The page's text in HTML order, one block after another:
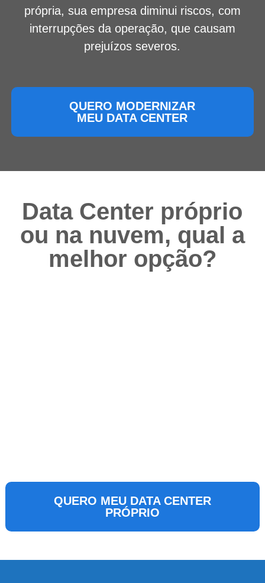
própria, sua empresa diminui riscos, com
interrupções da operação, que causam
prejuízos severos.
QUERO MODERNIZAR
MEU DATA CENTER
Data Center próprio
ou na nuvem, qual a
melhor opção?
QUERO MEU DATA CENTER
PRÓPRIO